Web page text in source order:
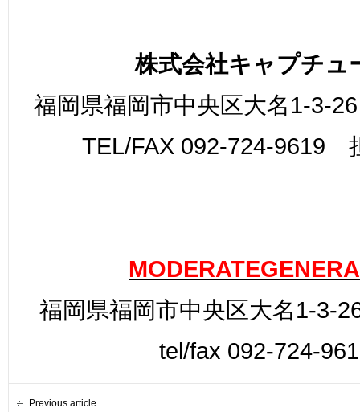
株式会社キャプチュ
福岡県福岡市中央区大名1-3-
TEL/FAX 092-724-9619
福岡県福岡市中央区大名1-3-
tel/fax 092-724-
Previous article